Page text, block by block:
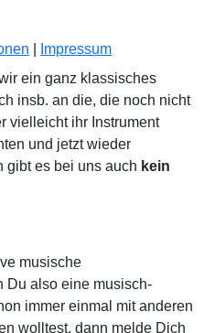
ein ganz klassisches
insb. an die, die noch nicht
vielleicht ihr Instrument
und jetzt wieder
gibt es bei uns auch kein
musische
Du also eine musisch-
immer einmal mit anderen
wolltest, dann melde Dich
Impressum